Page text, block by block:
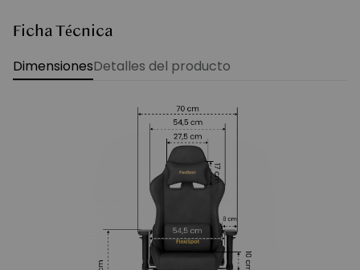
Ficha Técnica
DimensionesDetalles del producto